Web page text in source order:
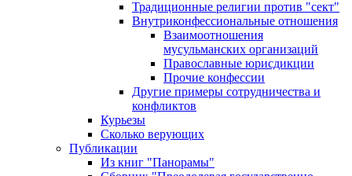
Традиционные религии против "сект"
Внутриконфессиональные отношения
Взаимоотношения
мусульманских организаций
Православные юрисдикции
Прочие конфессии
Другие примеры сотрудничества и
конфликтов
Курьезы
Сколько верующих
Публикации
Из книг "Панорамы"